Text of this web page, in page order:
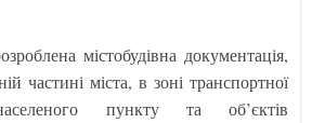
містобудівна документація,
частині міста, в зоні транспортної
пункту та об’єктів